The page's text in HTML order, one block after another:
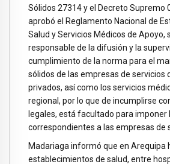
Sólidos 27314 y el Decreto Supremo
aprobó el Reglamento Nacional de
Salud y Servicios Médicos de Apoyo,
responsable de la difusión y la
cumplimiento de la norma para el
sólidos de las empresas de servicios
privados, así como los servicios
regional, por lo que de incumplirse
legales, está facultado para imponer
correspondientes a las empresas de
Madariaga informó que en Arequipa
establecimientos de salud, entre